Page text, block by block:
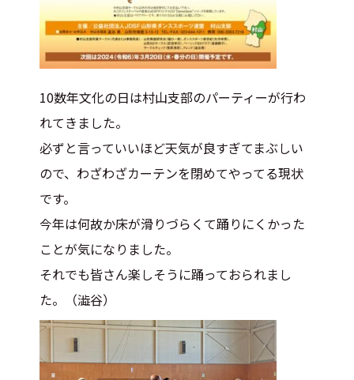
10数年文化の日は村山支部のパーティーが行わ
れてきました。
必ずと言っていいほど天気が良すぎてまぶしい
ので、わざわざカーテンを閉めてやってる現状
です。
今年は何故か床が滑りづらくて踊りにくかった
ことが気になりました。
それでも皆さん楽しそうに踊っておられまし
た。（澁谷）